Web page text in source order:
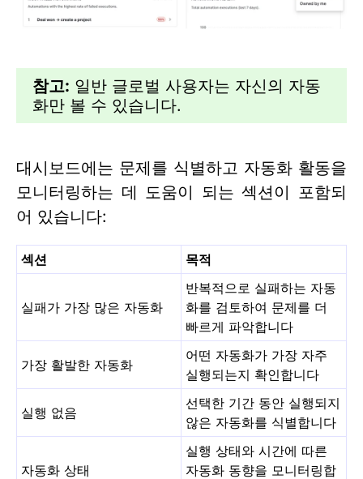
참고: 일반 글로벌 사용자는 자신의 자동
화만 볼 수 있습니다.
대시보드에는 문제를 식별하고 자동화 활동을
모니터링하는 데 도움이 되는 섹션이 포함되
어 있습니다:
섹션 목적
실패가 가장 많은 자동화
반복적으로 실패하는 자동
화를 검토하여 문제를 더
빠르게 파악합니다
가장 활발한 자동화
어떤 자동화가 가장 자주
실행되는지 확인합니다
실행 없음
선택한 기간 동안 실행되지
않은 자동화를 식별합니다
자동화 상태
실행 상태와 시간에 따른
자동화 동향을 모니터링합